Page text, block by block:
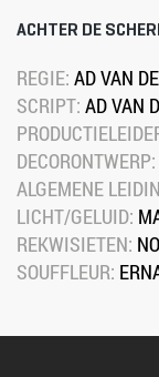
ACHTER DE
REGIE: AD VAN
SCRIPT: AD VAN
DECORONTWERP:
ALGEMENE
LICHT/GELUID:
REKWISIETEN:
SOUFFLEUR: